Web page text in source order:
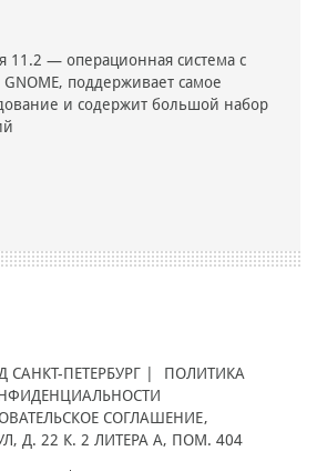
11.2 — операционная система с
поддерживает самое
и содержит большой набор
САНКТ-ПЕТЕРБУРГ |
ПОЛИТИКА
СОГЛАШЕНИЕ,
Д. 22 К. 2 ЛИТЕРА А, ПОМ. 404